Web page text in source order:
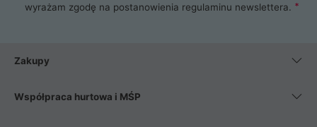
wyrażam zgodę na postanowienia regulaminu newslettera.
Zakupy
Współpraca hurtowa i MŚP